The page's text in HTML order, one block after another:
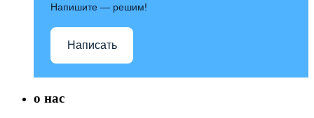
Напишите — решим!
Написать
о нас